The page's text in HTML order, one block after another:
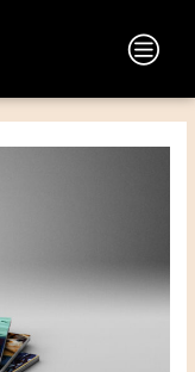
Main
Menu